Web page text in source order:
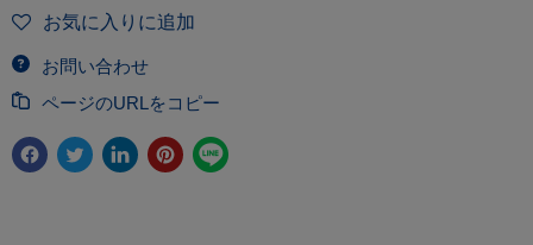
お気に入りに追加
お問い合わせ
ページのURLをコピー